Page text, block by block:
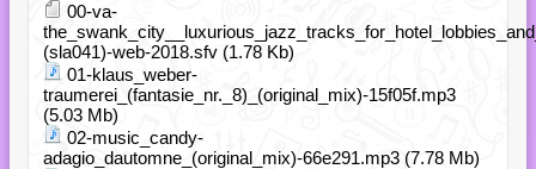
00-va-
(sla041)-web-2018.sfv (1.78 Kb)
01-klaus_weber-
traumerei_(fantasie_nr._8)_(original_mix)-15f05f.mp3
(5.03 Mb)
02-music_candy-
adagio_dautomne_(original_mix)-66e291.mp3 (7.78 Mb)